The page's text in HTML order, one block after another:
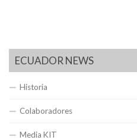
ECUADOR NEWS
Historia
Colaboradores
Media KIT